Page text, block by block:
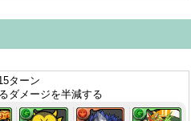
ターン
ダメージを半減する